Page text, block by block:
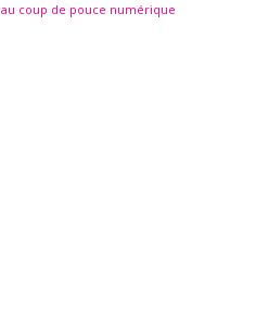
au coup de pouce numérique